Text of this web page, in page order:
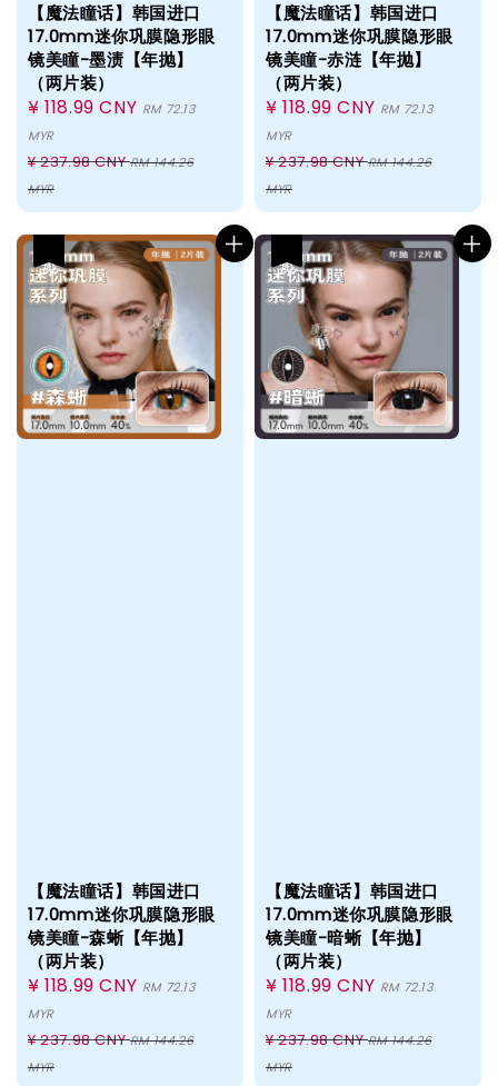
【魔法瞳话】韩国进口
17.0mm迷你巩膜隐形眼
镜美瞳-墨渍【年抛】
（两片装）
Sale
price
¥ 118.99 CNY RM 72.13
MYR
Regular
price
¥ 237.98 CNYRM 144.26
MYR
【魔法瞳话】韩国进口
17.0mm迷你巩膜隐形眼
镜美瞳-赤涟【年抛】
（两片装）
Sale
price
¥ 118.99 CNY RM 72.13
MYR
Regular
price
¥ 237.98 CNYRM 144.26
MYR
【魔法瞳话】韩国进口
17.0mm迷你巩膜隐形眼
镜美瞳-森蜥【年抛】
（两片装）
Sale
price
¥ 118.99 CNY RM 72.13
MYR
Regular
price
¥ 237.98 CNYRM 144.26
MYR
【魔法瞳话】韩国进口
17.0mm迷你巩膜隐形眼
镜美瞳-暗蜥【年抛】
（两片装）
Sale
price
¥ 118.99 CNY RM 72.13
MYR
Regular
price
¥ 237.98 CNYRM 144.26
MYR